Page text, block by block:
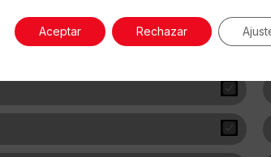
Servicios
Aceptar Rechazar